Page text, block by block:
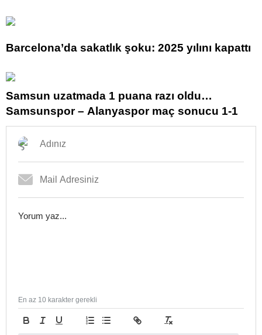
Barcelona’da sakatlık şoku: 2025 yılını kapattı
Samsun uzatmada 1 puana razı oldu…
Samsunspor – Alanyaspor maç sonucu 1-1
En az 10 karakter gerekli